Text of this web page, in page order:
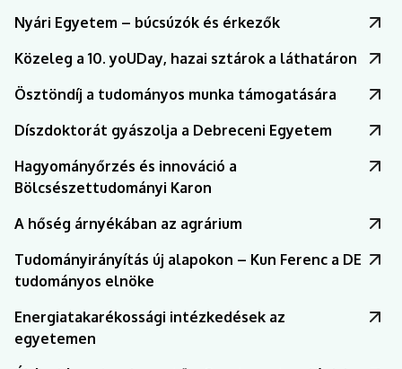
Nyári Egyetem – búcsúzók és érkezők
Közeleg a 10. yoUDay, hazai sztárok a láthatáron
Ösztöndíj a tudományos munka támogatására
Díszdoktorát gyászolja a Debreceni Egyetem
Hagyományőrzés és innováció a
Bölcsészettudományi Karon
A hőség árnyékában az agrárium
Tudományirányítás új alapokon – Kun Ferenc a DE
tudományos elnöke
Energiatakarékossági intézkedések az
egyetemen